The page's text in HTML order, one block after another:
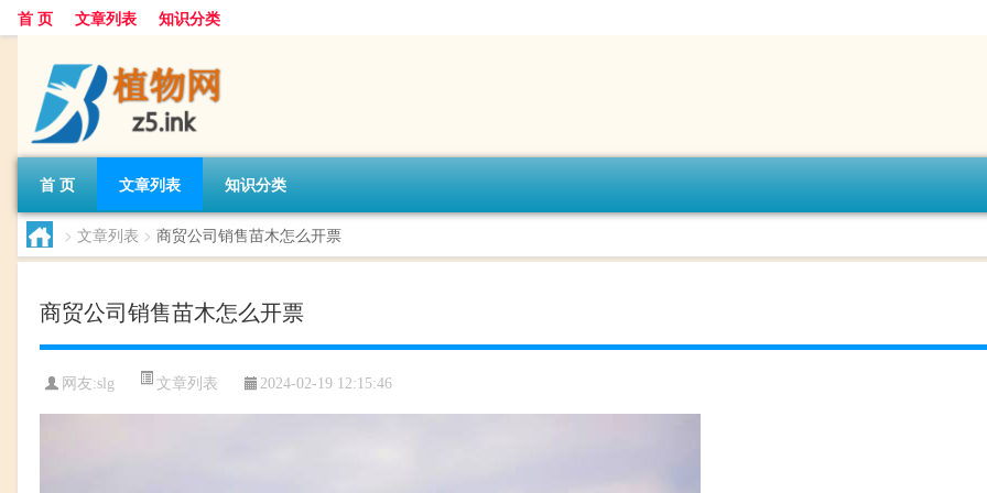
首 页 文章列表 知识分类
首 页 文章列表 知识分类
> 文章列表 > 商贸公司销售苗木怎么开票
商贸公司销售苗木怎么开票
网友:slg 文章列表 2024-02-19 12:15:46